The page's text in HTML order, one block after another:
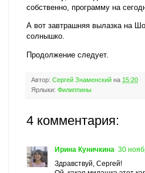
собственно, программу на
А вот завтрашняя вылазка на
солнышко.
Продолжение следует.
Автор: Сергей Знаменский на 15:20
Ярлыки: Филиппины
4 комментария:
Ирина Куничкина 30
Здравствуй, Сергей!